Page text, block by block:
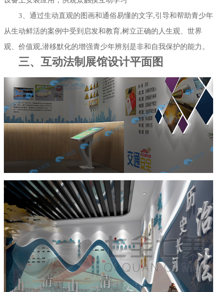
3、通过生动直观的图画和通俗易懂的文字,引导和帮助青少年
从生动鲜活的案例中受到启发和教育,树立正确的人生观、世界
观、价值观,潜移默化的增强青少年辨别是非和自我保护的能力。
三、互动法制展馆设计平面图